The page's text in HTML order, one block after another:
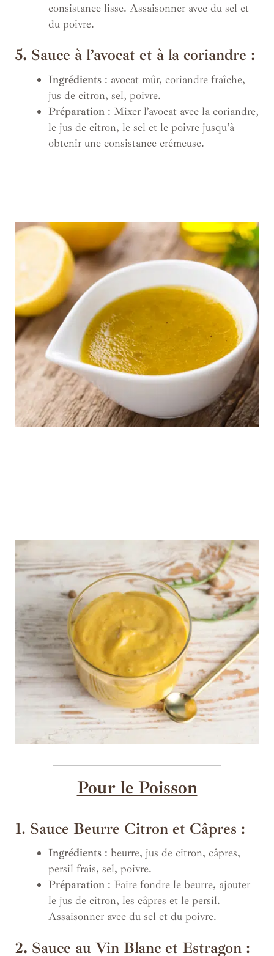
consistance lisse. Assaisonner avec du sel et
du poivre.
5. Sauce à l’avocat et à la coriandre :
Ingrédients : avocat mûr, coriandre fraîche,
jus de citron, sel, poivre.
Préparation : Mixer l’avocat avec la coriandre,
le jus de citron, le sel et le poivre jusqu’à
obtenir une consistance crémeuse.
Pour le Poisson
1. Sauce Beurre Citron et Câpres :
Ingrédients : beurre, jus de citron, câpres,
persil frais, sel, poivre.
Préparation : Faire fondre le beurre, ajouter
le jus de citron, les câpres et le persil.
Assaisonner avec du sel et du poivre.
2. Sauce au Vin Blanc et Estragon :